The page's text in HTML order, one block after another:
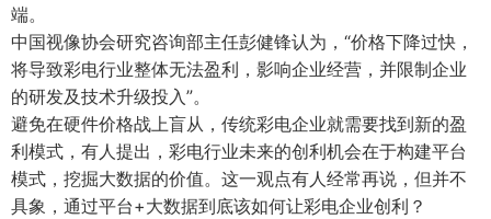
端。
中国视像协会研究咨询部主任彭健锋认为，“价格下降过快，
将导致彩电行业整体无法盈利，影响企业经营，并限制企业
的研发及技术升级投入”。
避免在硬件价格战上盲从，传统彩电企业就需要找到新的盈
利模式，有人提出，彩电行业未来的创利机会在于构建平台
模式，挖掘大数据的价值。这一观点有人经常再说，但并不
具象，通过平台+大数据到底该如何让彩电企业创利？